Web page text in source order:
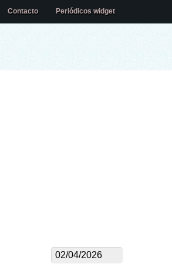
Contacto Periódicos widget